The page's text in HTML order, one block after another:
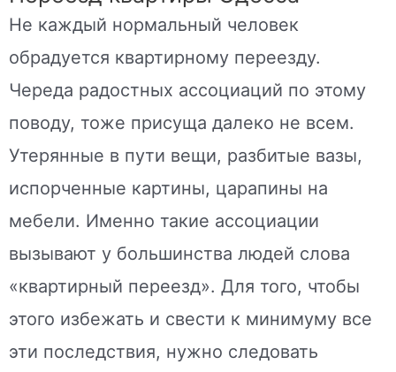
Не каждый нормальный человек
обрадуется квартирному переезду.
Череда радостных ассоциаций по этому
поводу, тоже присуща далеко не всем.
Утерянные в пути вещи, разбитые вазы,
испорченные картины, царапины на
мебели. Именно такие ассоциации
вызывают у большинства людей слова
«квартирный переезд». Для того, чтобы
этого избежать и свести к минимуму все
эти последствия, нужно следовать